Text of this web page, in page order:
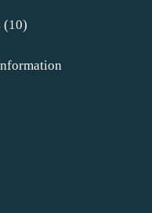
(10)